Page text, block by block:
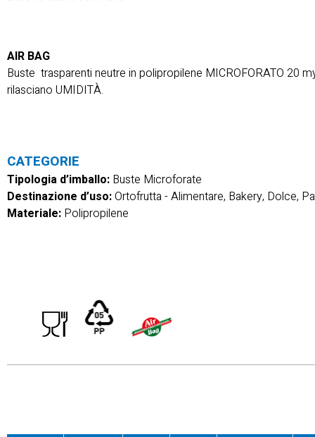
AIR BAG
Buste trasparenti neutre in polipropilene MICROFORATO 20
rilasciano UMIDITÀ.
CATEGORIE
Tipologia d’imballo: Buste Microforate
Destinazione d’uso:Ortofrutta-Alimentare, Bakery, Dolce,
Materiale: Polipropilene